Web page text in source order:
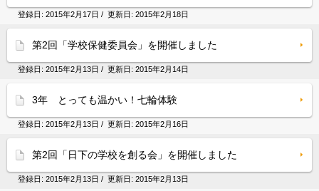
登録日: 2015年2月17日 / 更新日: 2015年2月18日
第2回「学校保健委員会」を開催しました
登録日: 2015年2月13日 / 更新日: 2015年2月14日
3年 とっても温かい！七輪体験
登録日: 2015年2月13日 / 更新日: 2015年2月16日
第2回「日下の学校を創る会」を開催しました
登録日: 2015年2月13日 / 更新日: 2015年2月13日